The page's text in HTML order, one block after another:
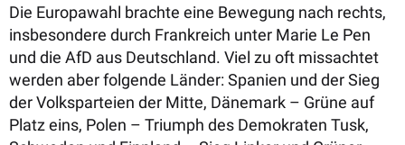
Die Europawahl brachte eine Bewegung nach rechts,
insbesondere durch Frankreich unter Marie Le Pen
und die AfD aus Deutschland. Viel zu oft missachtet
werden aber folgende Länder: Spanien und der Sieg
der Volksparteien der Mitte, Dänemark – Grüne auf
Platz eins, Polen – Triumph des Demokraten Tusk,